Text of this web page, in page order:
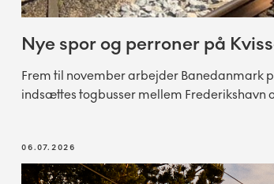
Nye spor og perroner på
Frem til november arbejder Banedanmark
indsættes togbusser mellem Frederikshavn
06.07.2026